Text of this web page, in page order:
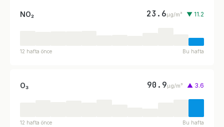
NO₂ 23.6µg/m³ ▼ 11.2
12 hafta önce Bu hafta
O₃ 90.9µg/m³ ▲ 3.6
12 hafta önce Bu hafta